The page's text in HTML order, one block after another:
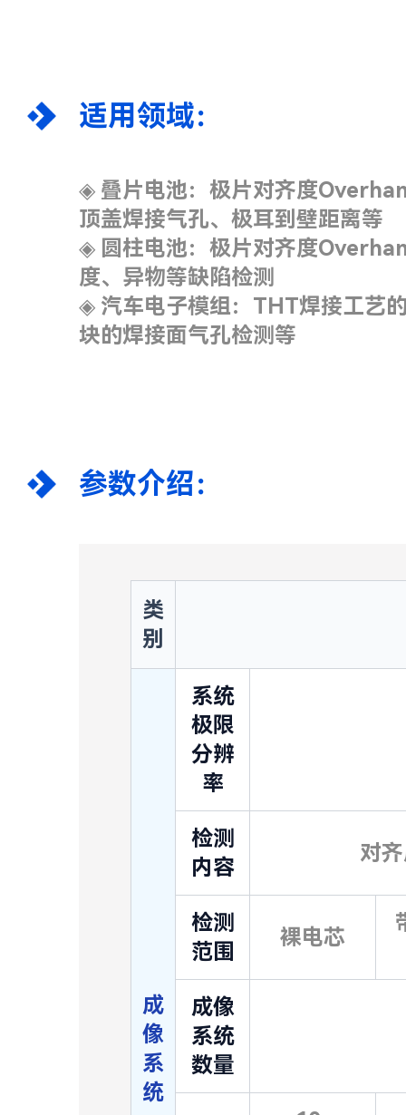
适用领域：
◈ 叠片电池：极片对齐度
顶盖焊接气孔、极耳到壁距离等
◈ 圆柱电池：极片对齐度
度、异物等缺陷检测
◈ 汽车电子模组：THT焊接工艺
块的焊接面气孔检测等
参数介绍：
类
别
成
像
系
统
系统
极限
分辨
率
检测
内容
对
检测
范围
裸电芯
成像
系统
数量